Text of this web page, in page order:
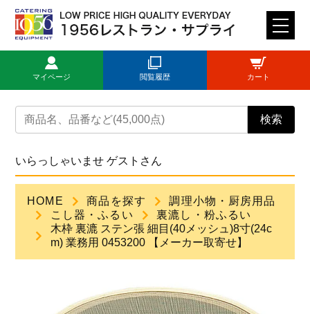
M
E
U
検索
マイページ 閲覧履歴 カート
トップページ
新規登録
商品一覧
見積依頼
いらっしゃいませ ゲストさん
HOME 商品を探す
調理小物・厨房用品
こし器・ふるい
裏漉し・粉ふるい
木枠 裏漉 ステン張 細目(40メッシュ)8寸(24c
m) 業務用 0453200 【メーカー取寄せ】